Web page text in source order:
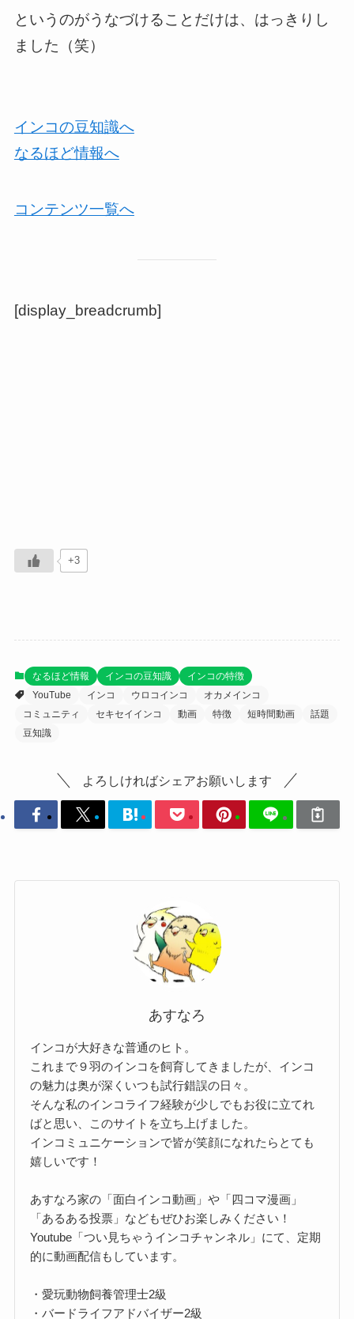
というのがうなづけることだけは、はっきりし
ました（笑）
インコの豆知識へ
なるほど情報へ
コンテンツ一覧へ
[display_breadcrumb]
+3
なるほど情報 インコの豆知識
インコの特徴
YouTube
インコ ウロコインコ
オカメインコ
コミュニティ
セキセイインコ 動画 特徴 短時間動画
話題
豆知識
よろしければシェアお願いします
あすなろ
インコが大好きな普通のヒト。
これまで９羽のインコを飼育してきましたが、インコ
の魅力は奥が深くいつも試行錯誤の日々。
そんな私のインコライフ経験が少しでもお役に立てれ
ばと思い、このサイトを立ち上げました。
インコミュニケーションで皆が笑顔になれたらとても
嬉しいです！
あすなろ家の「面白インコ動画」や「四コマ漫画」
「あるある投票」などもぜひお楽しみください！
Youtube「つい見ちゃうインコチャンネル」にて、定期
的に動画配信もしています。
・愛玩動物飼養管理士2級
・バードライフアドバイザー2級